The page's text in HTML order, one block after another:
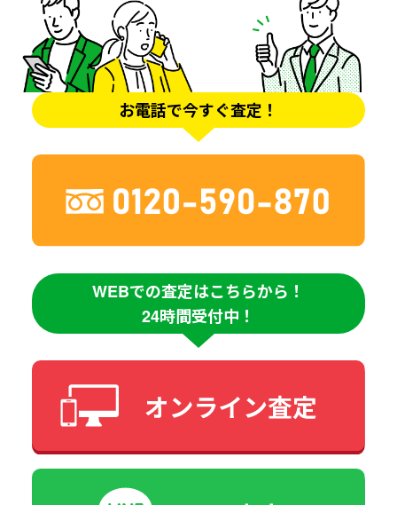
お電話で今すぐ査定！
WEBでの査定はこちらから！
24時間受付中！